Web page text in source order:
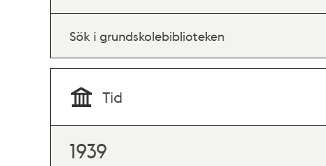
Sök i grundskolebiblioteken
Tid
1939